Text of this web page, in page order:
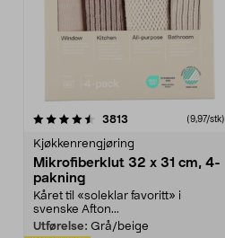
3813 anmeldelser(9,97/stk)
Kjøkkenrengjøring
Mikrofiberklut 32 x 31 cm, 4-
pakning
Kåret til «soleklar favoritt» i
svenske Afton...
Utførelse: Grå/beige
4.5av 5 stjerner